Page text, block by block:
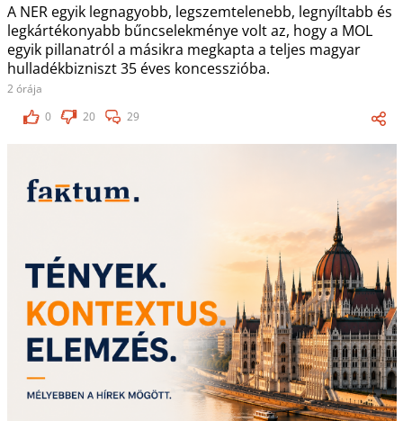
A NER egyik legnagyobb, legszemtelenebb, legnyíltabb és
legkártékonyabb bűncselekménye volt az, hogy a MOL
egyik pillanatról a másikra megkapta a teljes magyar
hulladékbizniszt 35 éves koncesszióba.
2 órája
0
20 29